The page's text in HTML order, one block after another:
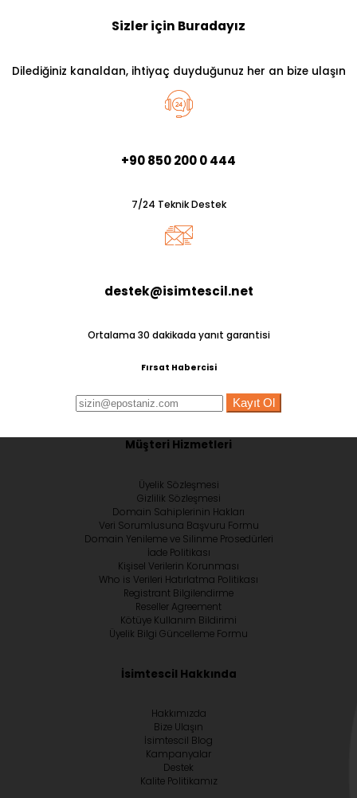
Sizler için Buradayız
Dilediğiniz kanaldan, ihtiyaç duyduğunuz her an bize ulaşın
+90 850 200 0 444
7/24 Teknik Destek
destek@isimtescil.net
Ortalama 30 dakikada yanıt garantisi
Fırsat Habercisi
Kayıt Ol
Müşteri Hizmetleri
Üyelik Sözleşmesi
Gizlilik Sözleşmesi
Domain Sahiplerinin Hakları
Veri Sorumlusuna Başvuru Formu
Domain Yenileme ve Silinme Prosedürleri
İade Politikası
Kişisel Verilerin Korunması
Who is Verileri Hatırlatma Politikası
Registrant Bilgilendirme
Reseller Agreement
Kötüye Kullanım Bildirimi
Üyelik Bilgi Güncelleme Formu
İsimtescil Hakkında
Hakkımızda
Bize Ulaşın
İsimtescil Blog
Kampanyalar
Destek
Kalite Politikamız